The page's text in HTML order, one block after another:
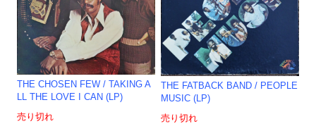
THE CHOSEN FEW / TAKING A
LL THE LOVE I CAN (LP)
売り切れ
THE FATBACK BAND ‎/ PEOPLE
MUSIC (LP)
売り切れ